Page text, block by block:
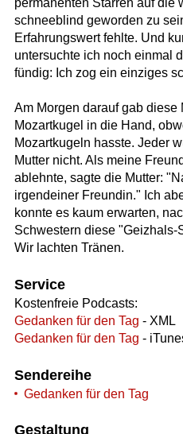
permanenten Starren auf die
schneeblind geworden zu
Erfahrungswert fehlte. Und
untersuchte ich noch einmal
fündig: Ich zog ein einziges
Am Morgen darauf gab diese
Mozartkugel in die Hand,
Mozartkugeln hasste. Jeder
Mutter nicht. Als meine
ablehnte, sagte die Mutter:
irgendeiner Freundin." Ich
konnte es kaum erwarten,
Schwestern diese "Geizhals-
Wir lachten Tränen.
Service
Kostenfreie Podcasts:
Gedanken für den Tag - XML
Gedanken für den Tag -
Sendereihe
Gedanken für den Tag
Gestaltung